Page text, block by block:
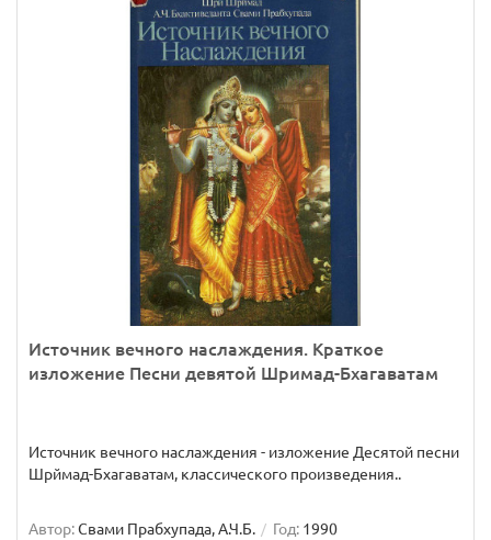
Источник вечного наслаждения. Краткое
изложение Песни девятой Шримад-Бхагаватам
Источник вечного наслаждения - изложение Десятой песни
Шрймад-Бхагаватам, классического произведения..
Автор:Свами Прабхупада, А.Ч.Б. Год: 1990